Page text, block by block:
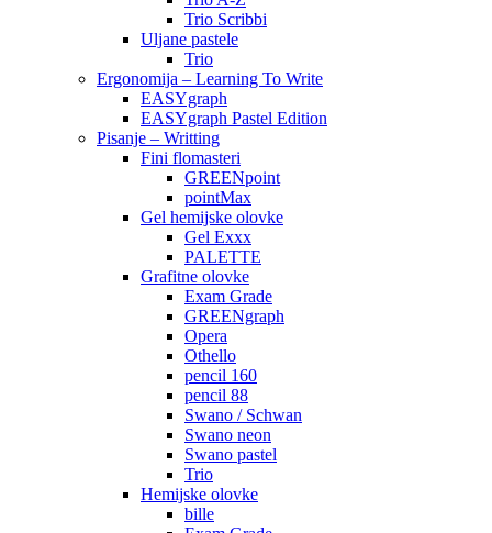
Trio Scribbi
Uljane pastele
Trio
Ergonomija – Learning To Write
EASYgraph
EASYgraph Pastel Edition
Pisanje – Writting
Fini flomasteri
GREENpoint
pointMax
Gel hemijske olovke
Gel Exxx
PALETTE
Grafitne olovke
Exam Grade
GREENgraph
Opera
Othello
pencil 160
pencil 88
Swano / Schwan
Swano neon
Swano pastel
Trio
Hemijske olovke
bille